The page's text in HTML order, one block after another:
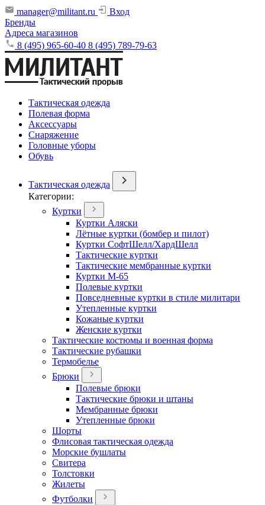
manager@militant.ru
Вход
Бренды
Адреса магазинов
8 (495) 965-60-40 8 (495) 789-79-63
Тактическая одежда
Полевая форма
Аксессуары
Снаряжение
Головные уборы
Обувь
Тактическая одежда
Категории:
Куртки
Куртки Аляски
Лётные куртки (бомбер и пилот)
Куртки СофтШелл/ХардШелл
Тактические куртки
Тактические мембранные куртки
Куртки М-65
Полевые куртки
Повседневные куртки в стиле милитари
Утепленные куртки
Кожаные куртки
Женские куртки
Тактические костюмы и военная форма
Тактические рубашки
Термобелье
Брюки
Полевые брюки
Тактические брюки и штаны
Мембранные брюки
Утепленные брюки
Шорты
Флисовая тактическая одежда
Морские бушлаты
Свитера
Толстовки
Жилеты
Футболки